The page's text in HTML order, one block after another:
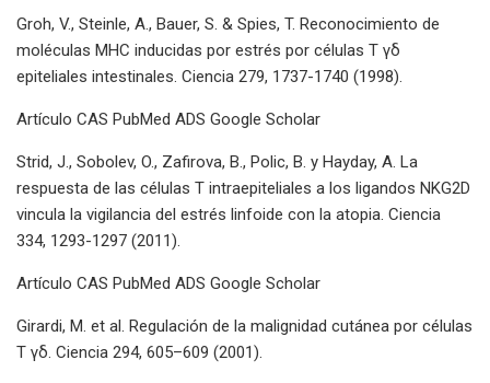
Groh, V., Steinle, A., Bauer, S. & Spies, T. Reconocimiento de
moléculas MHC inducidas por estrés por células T γδ
epiteliales intestinales. Ciencia 279, 1737-1740 (1998).
Artículo CAS PubMed ADS Google Scholar
Strid, J., Sobolev, O., Zafirova, B., Polic, B. y Hayday, A. La
respuesta de las células T intraepiteliales a los ligandos NKG2D
vincula la vigilancia del estrés linfoide con la atopia. Ciencia
334, 1293-1297 (2011).
Artículo CAS PubMed ADS Google Scholar
Girardi, M. et al. Regulación de la malignidad cutánea por células
T γδ. Ciencia 294, 605–609 (2001).